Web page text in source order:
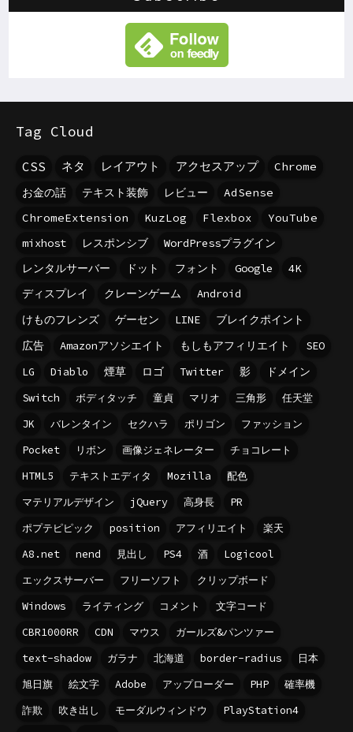
Tag Cloud
CSS ネタ レイアウト アクセスアップ
Chrome
お金の話
テキスト装飾 レビュー
AdSense
ChromeExtension
KuzLog Flexbox
YouTube
mixhost
レスポンシブ
WordPressプラグイン
レンタルサーバー
ドット フォント Google
4K
ディスプレイ
クレーンゲーム
Android
けものフレンズ
ゲーセン LINE
ブレイクポイント
広告
Amazonアソシエイト もしもアフィリエイト
SEO
LG
Diablo 煙草 ロゴ Twitter 影
ドメイン
Switch
ボディタッチ 童貞 マリオ 三角形
任天堂
JK
バレンタイン セクハラ ポリゴン
ファッション
Pocket
リボン 画像ジェネレーター
チョコレート
HTML5
テキストエディタ Mozilla
配色
マテリアルデザイン
jQuery 高身長
PR
ポプテピピック
position アフィリエイト
楽天
A8.net
nend 見出し PS4 酒
Logicool
エックスサーバー
フリーソフト
クリップボード
Windows
ライティング コメント
文字コード
CBR1000RR
CDN マウス
ガールズ&パンツァー
text-shadow
ガラナ 北海道 border-radius
日本
旭日旗
絵文字 Adobe アップローダー PHP
確率機
詐欺
吹き出し モーダルウィンドウ
PlayStation4